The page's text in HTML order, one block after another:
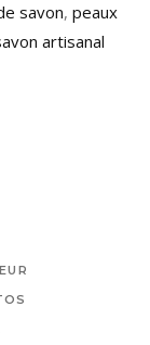
savon, peaux
artisanal